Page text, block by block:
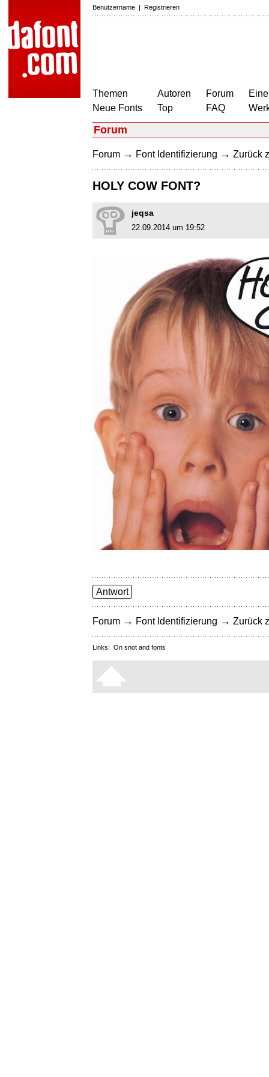
Benutzername | Registrieren
Themen
Neue Fonts
Autoren
Top
Forum
FAQ
Forum
Forum → Font Identifizierung → Zurück
HOLY COW FONT?
jeqsa
22.09.2014 um 19:52
Antwort
Forum → Font Identifizierung → Zurück
Links: On snot and fonts